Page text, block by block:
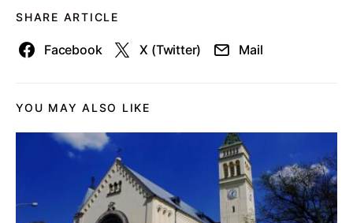
SHARE ARTICLE
Facebook X (Twitter) Mail
YOU MAY ALSO LIKE